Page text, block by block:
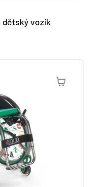
dětský vozík
Přidat Do